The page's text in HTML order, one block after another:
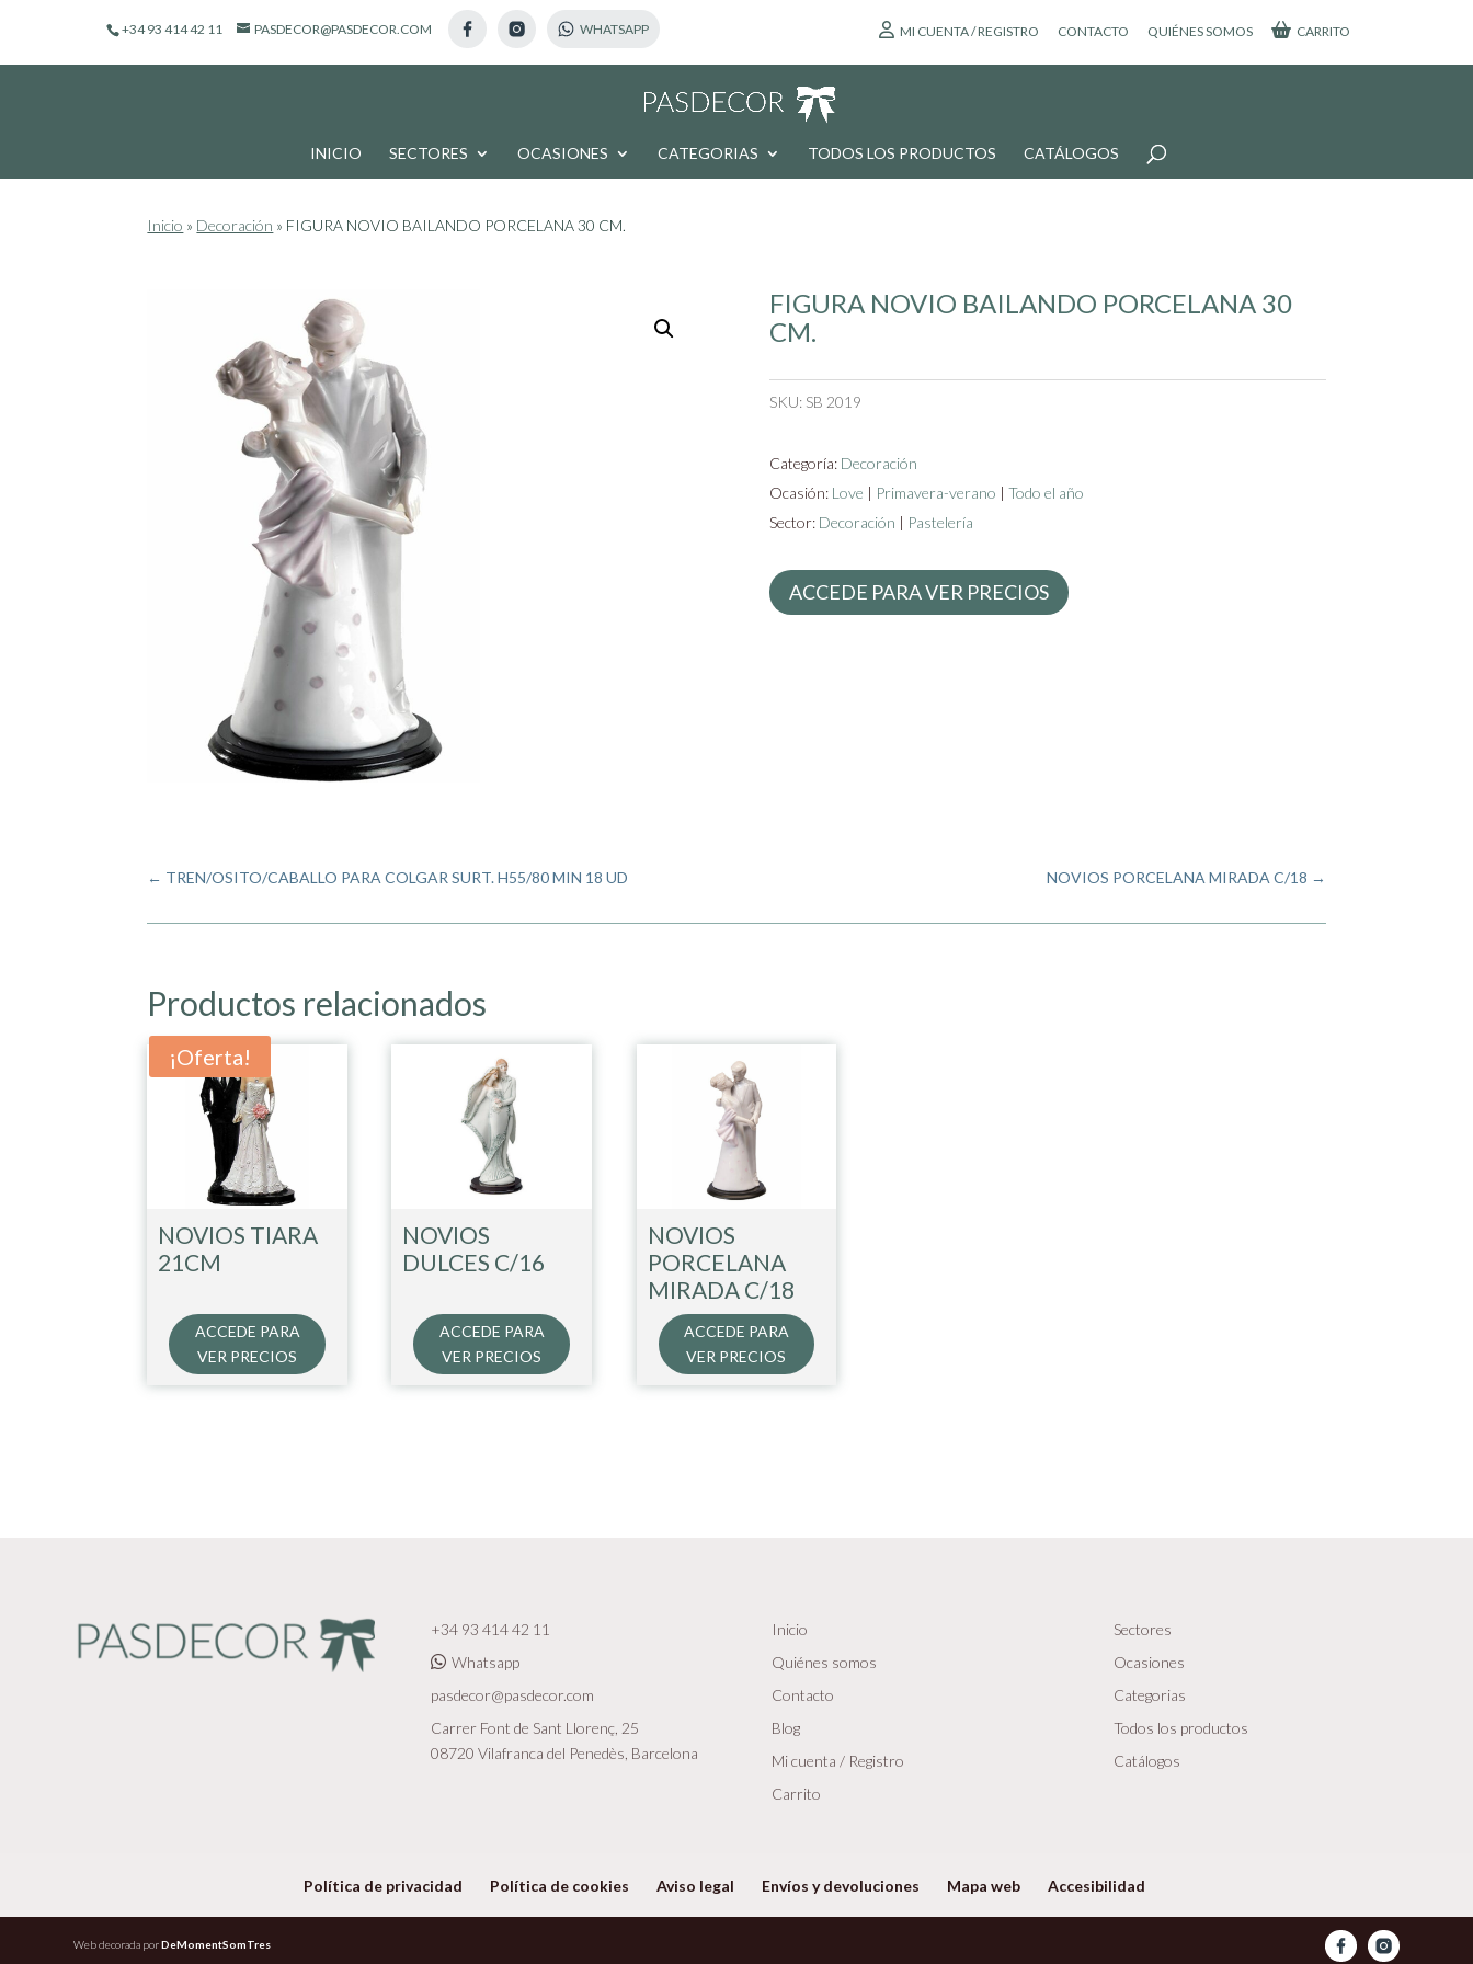
+34 93 414 42 11 PASDECOR@PASDECOR.COM MI CUENTA / REGISTRO CONTACTO QUIÉNES SOMOS CARRITO
INICIO SECTORES OCASIONES CATEGORIAS TODOS LOS PRODUCTOS CATÁLOGOS
productos
Inicio » Decoración » FIGURA NOVIO BAILANDO PORCELANA 30 CM.
FIGURA NOVIO BAILANDO PORCELANA 30
CM.
SKU: SB 2019
Categoría: Decoración
Ocasión: Love | Primavera-verano | Todo el año
Sector: Decoración | Pastelería
ACCEDE PARA VER PRECIOS
← TREN/OSITO/CABALLO PARA COLGAR SURT. H55/80 MIN 18 UD NOVIOS PORCELANA MIRADA C/18 →
Productos relacionados
¡Oferta!
NOVIOS TIARA
21CM
ACCEDE PARA
VER PRECIOS
NOVIOS
DULCES C/16
ACCEDE PARA
VER PRECIOS
NOVIOS
PORCELANA
MIRADA C/18
ACCEDE PARA
VER PRECIOS
+34 93 414 42 11
Whatsapp
pasdecor@pasdecor.com
Carrer Font de Sant Llorenç, 25
08720 Vilafranca del Penedès, Barcelona
Inicio
Quiénes somos
Contacto
Blog
Mi cuenta / Registro
Carrito
Sectores
Ocasiones
Categorias
Todos los productos
Catálogos
Política de privacidad Política de cookies Aviso legal Envíos y devoluciones Mapa web Accesibilidad
Web decorada porDeMomentSomTres